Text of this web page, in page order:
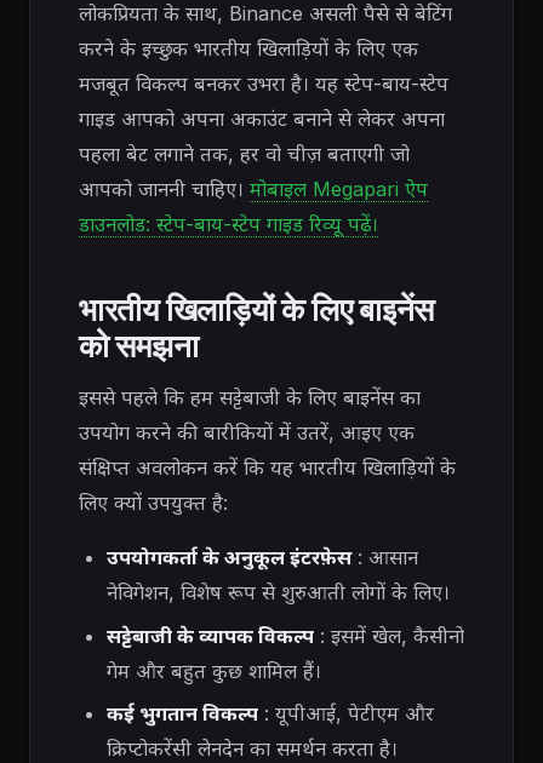
लोकप्रियता के साथ, Binance असली पैसे से बेटिंग
करने के इच्छुक भारतीय खिलाड़ियों के लिए एक
मजबूत विकल्प बनकर उभरा है। यह स्टेप-बाय-स्टेप
गाइड आपको अपना अकाउंट बनाने से लेकर अपना
पहला बेट लगाने तक, हर वो चीज़ बताएगी जो
आपको जाननी चाहिए। मोबाइल Megapari ऐप
डाउनलोड: स्टेप-बाय-स्टेप गाइड रिव्यू पढ़ें।
भारतीय खिलाड़ियों के लिए बाइनेंस
को समझना
इससे पहले कि हम सट्टेबाजी के लिए बाइनेंस का
उपयोग करने की बारीकियों में उतरें, आइए एक
संक्षिप्त अवलोकन करें कि यह भारतीय खिलाड़ियों के
लिए क्यों उपयुक्त है:
उपयोगकर्ता के अनुकूल इंटरफ़ेस: आसान
नेविगेशन, विशेष रूप से शुरुआती लोगों के लिए।
सट्टेबाजी के व्यापक विकल्प: इसमें खेल, कैसीनो
गेम और बहुत कुछ शामिल हैं।
कई भुगतान विकल्प: यूपीआई, पेटीएम और
क्रिप्टोकरेंसी लेनदेन का समर्थन करता है।